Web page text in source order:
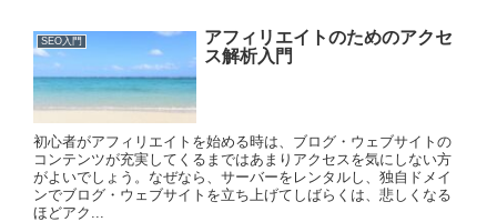
SEO入門
アフィリエイトのためのアクセ
ス解析入門
初心者がアフィリエイトを始める時は、ブログ・ウェブサイトの
コンテンツが充実してくるまではあまりアクセスを気にしない方
がよいでしょう。なぜなら、サーバーをレンタルし、独自ドメイ
ンでブログ・ウェブサイトを立ち上げてしばらくは、悲しくなる
ほどアク...